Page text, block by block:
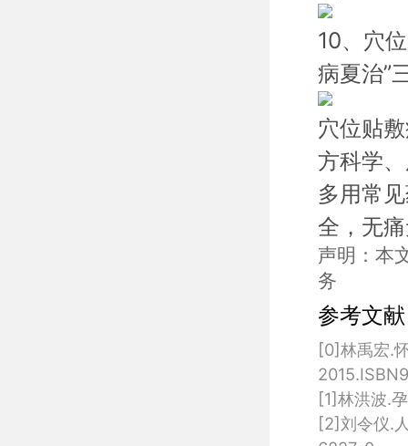
10、穴
病夏治”
穴位贴
方科学
多用常
全，无
声明：本
务
参考文
[0]林禹宏.
[1]林洪波.
[2]刘令仪.